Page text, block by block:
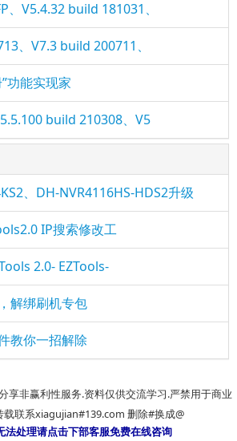
、V5.4.32 build 181031、
、V7.3 build 200711、
功能实现家
build 210308、V5
、DH-NVR4116HS-HDS2升级
IP搜索修改工
2.0- EZTools-
解绑刷机专包
教你一招解除
非赢利性服务.资料仅供交流学习.严禁用于商业
载联系xiagujian#139.com 删除#换成@
法处理请点击下部客服免费在线咨询